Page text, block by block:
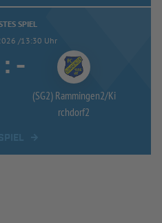
SPIEL
/13:30 Uhr
: -
(SG2) Rammingen2/Ki
rchdorf2